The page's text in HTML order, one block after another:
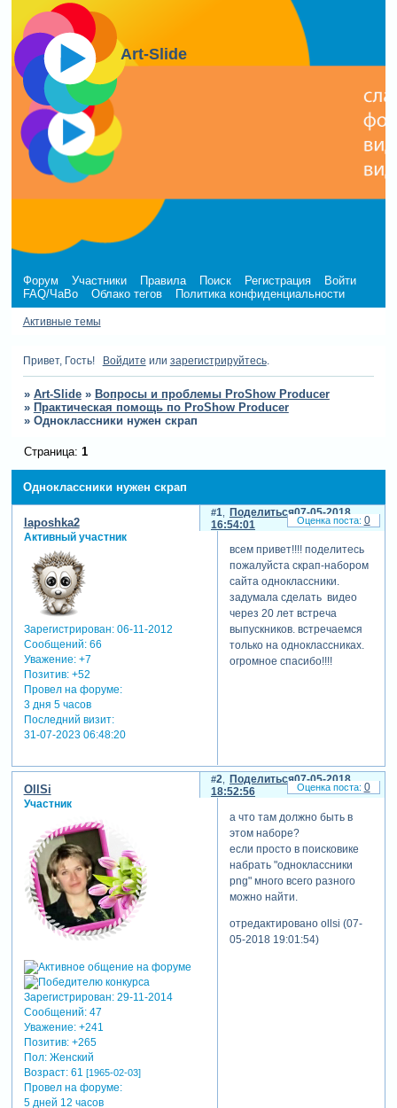
Art-Slide
Форум Участники Правила Поиск Регистрация
Войти
FAQ/ЧаВо
Облако тегов Политика конфиденциальности
Активные темы
Привет, Гость! Войдите или зарегистрируйтесь.
» Art-Slide » Вопросы и проблемы ProShow Producer
» Практическая помощь по ProShow Producer
» Одноклассники нужен скрап
Одноклассники нужен скрап
Страница: 1
Поделиться
1
07-05-2018
16:54:01
laposhka2
Активный участник
Зарегистрирован: 06-11-2012
Сообщений:66
Уважение: +7
Позитив: +52
Провел на форуме:
3 дня 5 часов
Последний визит:
31-07-2023 06:48:20
всем привет!!!! поделитесь
пожалуйста скрап-набором
сайта одноклассники.
задумала сделать видео
через 20 лет встреча
выпускников. встречаемся
только на одноклассниках.
огромное спасибо!!!!
0
Поделиться
2
07-05-2018
18:52:56
OllSi
Участник
Зарегистрирован: 29-11-2014
Сообщений:47
Уважение: +241
Позитив: +265
Пол:Женский
Возраст:61 [1965-02-03]
Провел на форуме:
5 дней 12 часов
а что там должно быть в
этом наборе?
если просто в поисковике
набрать "одноклассники
png" много всего разного
можно найти.
отредактировано ollsi (07-
05-2018 19:01:54)
0